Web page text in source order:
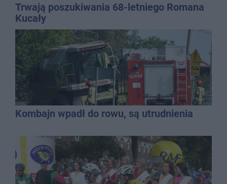
Trwają poszukiwania 68-letniego Romana
Kucały
Kombajn wpadł do rowu, są utrudnienia